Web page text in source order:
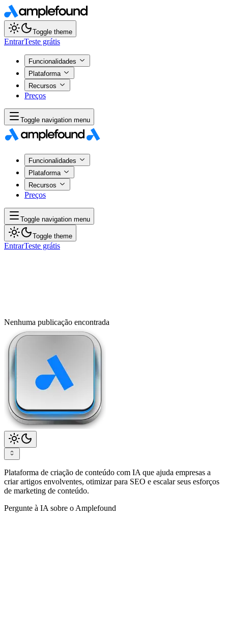
Toggle theme
EntrarTeste grátis
Funcionalidades
Plataforma
Recursos
Preços
Toggle navigation menu
Funcionalidades
Plataforma
Recursos
Preços
Toggle navigation menu
Toggle theme
EntrarTeste grátis
Nenhuma publicação encontrada
Plataforma de criação de conteúdo com IA que ajuda empresas a
criar artigos envolventes, otimizar para SEO e escalar seus esforços
de marketing de conteúdo.
Pergunte à IA sobre o Amplefound